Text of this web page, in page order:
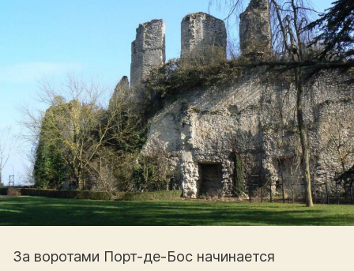
За воротами Порт-де-Бос начинается